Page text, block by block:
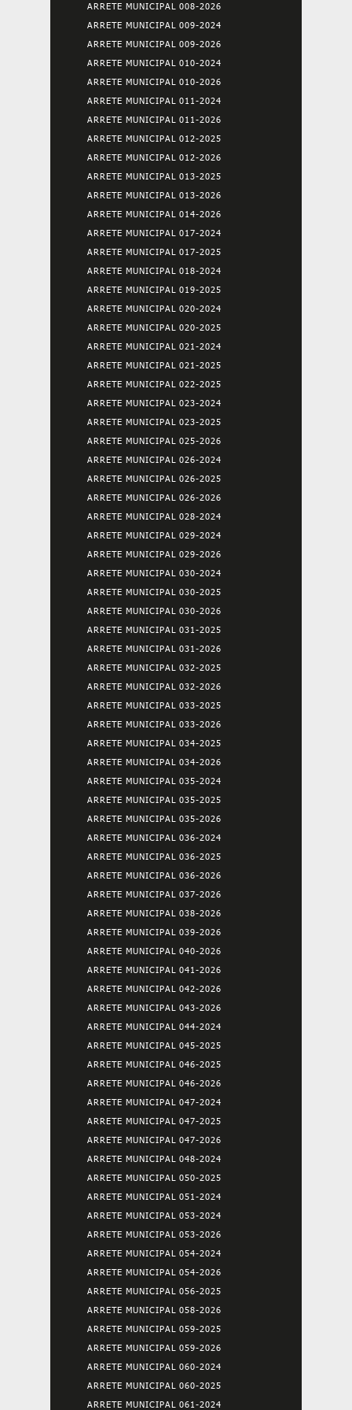
ARRETE MUNICIPAL 008-2026
ARRETE MUNICIPAL 009-2024
ARRETE MUNICIPAL 009-2026
ARRETE MUNICIPAL 010-2024
ARRETE MUNICIPAL 010-2026
ARRETE MUNICIPAL 011-2024
ARRETE MUNICIPAL 011-2026
ARRETE MUNICIPAL 012-2025
ARRETE MUNICIPAL 012-2026
ARRETE MUNICIPAL 013-2025
ARRETE MUNICIPAL 013-2026
ARRETE MUNICIPAL 014-2026
ARRETE MUNICIPAL 017-2024
ARRETE MUNICIPAL 017-2025
ARRETE MUNICIPAL 018-2024
ARRETE MUNICIPAL 019-2025
ARRETE MUNICIPAL 020-2024
ARRETE MUNICIPAL 020-2025
ARRETE MUNICIPAL 021-2024
ARRETE MUNICIPAL 021-2025
ARRETE MUNICIPAL 022-2025
ARRETE MUNICIPAL 023-2024
ARRETE MUNICIPAL 023-2025
ARRETE MUNICIPAL 025-2026
ARRETE MUNICIPAL 026-2024
ARRETE MUNICIPAL 026-2025
ARRETE MUNICIPAL 026-2026
ARRETE MUNICIPAL 028-2024
ARRETE MUNICIPAL 029-2024
ARRETE MUNICIPAL 029-2026
ARRETE MUNICIPAL 030-2024
ARRETE MUNICIPAL 030-2025
ARRETE MUNICIPAL 030-2026
ARRETE MUNICIPAL 031-2025
ARRETE MUNICIPAL 031-2026
ARRETE MUNICIPAL 032-2025
ARRETE MUNICIPAL 032-2026
ARRETE MUNICIPAL 033-2025
ARRETE MUNICIPAL 033-2026
ARRETE MUNICIPAL 034-2025
ARRETE MUNICIPAL 034-2026
ARRETE MUNICIPAL 035-2024
ARRETE MUNICIPAL 035-2025
ARRETE MUNICIPAL 035-2026
ARRETE MUNICIPAL 036-2024
ARRETE MUNICIPAL 036-2025
ARRETE MUNICIPAL 036-2026
ARRETE MUNICIPAL 037-2026
ARRETE MUNICIPAL 038-2026
ARRETE MUNICIPAL 039-2026
ARRETE MUNICIPAL 040-2026
ARRETE MUNICIPAL 041-2026
ARRETE MUNICIPAL 042-2026
ARRETE MUNICIPAL 043-2026
ARRETE MUNICIPAL 044-2024
ARRETE MUNICIPAL 045-2025
ARRETE MUNICIPAL 046-2025
ARRETE MUNICIPAL 046-2026
ARRETE MUNICIPAL 047-2024
ARRETE MUNICIPAL 047-2025
ARRETE MUNICIPAL 047-2026
ARRETE MUNICIPAL 048-2024
ARRETE MUNICIPAL 050-2025
ARRETE MUNICIPAL 051-2024
ARRETE MUNICIPAL 053-2024
ARRETE MUNICIPAL 053-2026
ARRETE MUNICIPAL 054-2024
ARRETE MUNICIPAL 054-2026
ARRETE MUNICIPAL 056-2025
ARRETE MUNICIPAL 058-2026
ARRETE MUNICIPAL 059-2025
ARRETE MUNICIPAL 059-2026
ARRETE MUNICIPAL 060-2024
ARRETE MUNICIPAL 060-2025
ARRETE MUNICIPAL 061-2024